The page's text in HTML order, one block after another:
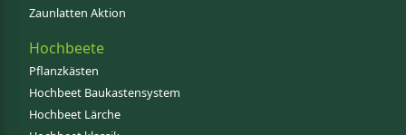
Zaunlatten Aktion
Hochbeete
Pflanzkästen
Hochbeet Baukastensystem
Hochbeet Lärche